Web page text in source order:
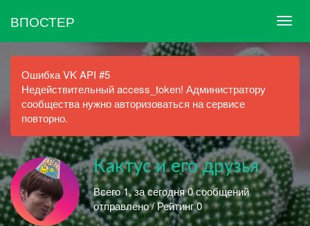
ВПОСТЕР
Ошибка VK API #5
Недействительный access_token! Администратору
сообщества нужно авторизоваться на сервисе
повторно.
Кактус и его друзья
Всего 1, за сегодня 0 сообщений
отправлено / Рейтинг 0